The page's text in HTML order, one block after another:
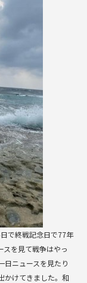
で終戦記念日で77年
スを見て戦争はやっ
日ニュースを見たり
かけてきました。和